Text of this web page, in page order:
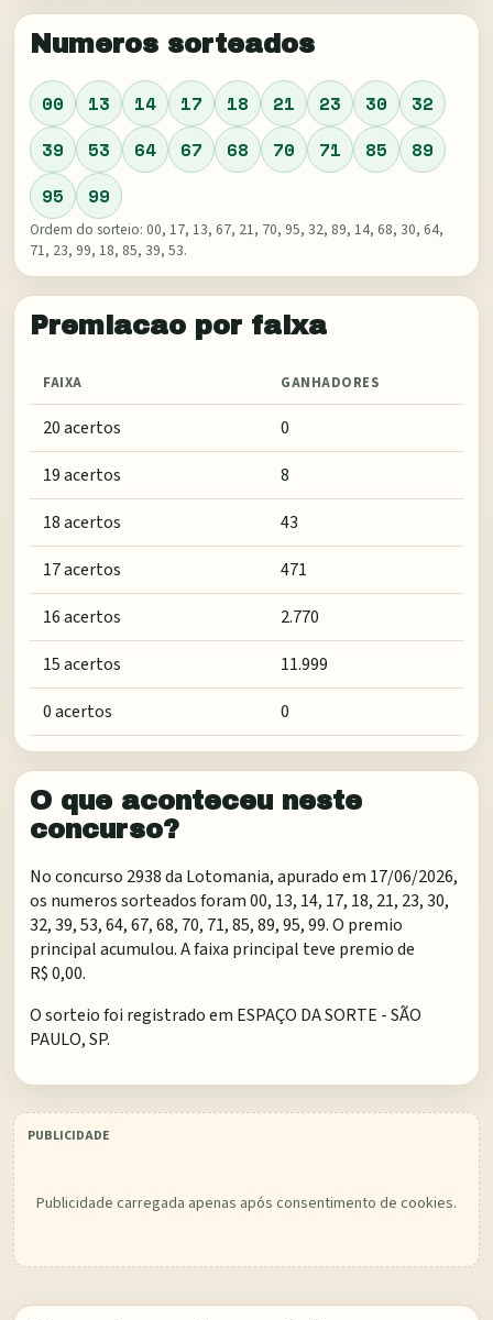
Numeros sorteados
00 13 14 17 18 21 23 30
32
39
53 64 67 68 70 71 85
89
95
99
Ordem do sorteio: 00, 17, 13, 67, 21, 70, 95, 32, 89, 14, 68, 30, 64,
71, 23, 99, 18, 85, 39, 53.
Premiacao por faixa
FAIXA GANHADORES
20 acertos
0
19 acertos
8
18 acertos
43
17 acertos
471
16 acertos
2.770
15 acertos
11.999
0 acertos
0
O que aconteceu neste
concurso?
No concurso 2938 da Lotomania, apurado em 17/06/2026,
os numeros sorteados foram 00, 13, 14, 17, 18, 21, 23, 30,
32, 39, 53, 64, 67, 68, 70, 71, 85, 89, 95, 99. O premio
principal acumulou. A faixa principal teve premio de
R$ 0,00.
O sorteio foi registrado em ESPAÇO DA SORTE - SÃO
PAULO, SP.
Publicidade carregada apenas após consentimento de cookies.